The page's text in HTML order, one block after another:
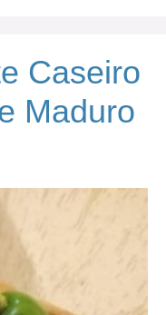
Caseiro
Maduro